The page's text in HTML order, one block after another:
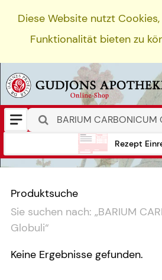
Diese Website nutzt
Funktionalität bieten zu
Rezept
Produktsuche
Sie suchen nach: „BARIUM
Globuli“
Keine Ergebnisse gefunden.